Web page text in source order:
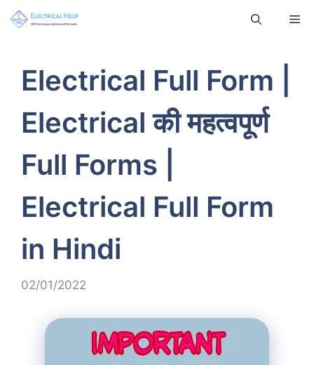
Electrical Full Form |
Electrical की महत्वपूर्ण
Full Forms |
Electrical Full Form
in Hindi
02/01/2022